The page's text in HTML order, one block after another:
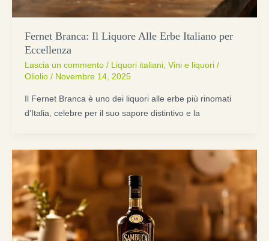
Fernet Branca: Il Liquore Alle Erbe Italiano per
Eccellenza
Lascia un commento / Liquori italiani, Vini e liquori/
Oliolio / Novembre 14, 2025
Il Fernet Branca è uno dei liquori alle erbe più rinomati
d’Italia, celebre per il suo sapore distintivo e la